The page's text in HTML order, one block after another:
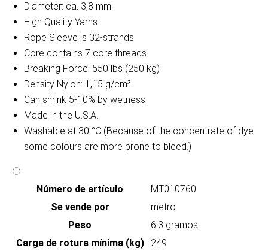
Diameter: ca. 3,8 mm
High Quality Yarns
Rope Sleeve is 32-strands
Core contains 7 core threads
Breaking Force: 550 lbs (250 kg)
Density Nylon: 1,15 g/cm³
Can shrink 5-10% by wetness
Made in the U.S.A.
Washable at 30 °C (Because of the concentrate of dye
some colours are more prone to bleed.)
Número de artículo
MT010760
Se vende por
metro
Peso
6.3 gramos
Carga de rotura mínima (kg)
249